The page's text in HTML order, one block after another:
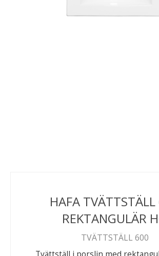
HAFA
REKTANGULÄR
TVÄTTSTÄLL 600